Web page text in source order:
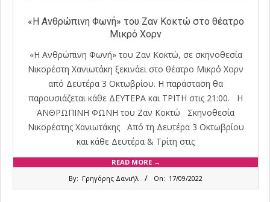
«Η Ανθρώπινη Φωνή» του Ζαν Κοκτώ στο θέατρο
Μικρό Χορν
«Η Ανθρώπινη Φωνή» του Ζαν Κοκτώ, σε σκηνοθεσία
Νικορέστη Χανιωτάκη ξεκινάει στο θέατρο Μικρό Χορν
από Δευτέρα 3 Οκτωβρίου. Η παράσταση θα
παρουσιάζεται κάθε ΔΕΥΤΕΡΑ και ΤΡΙΤΗ στις 21:00. Η
ΑΝΘΡΩΠΙΝΗ ΦΩΝΗ του Ζαν Κοκτώ Σκηνοθεσία
Νικορέστης Χανιωτάκης Από τη Δευτέρα 3 Οκτωβρίου
και κάθε Δευτέρα & Τρίτη στις
READ MORE →
By: Γρηγόρης Δανιήλ On: 17/09/2022